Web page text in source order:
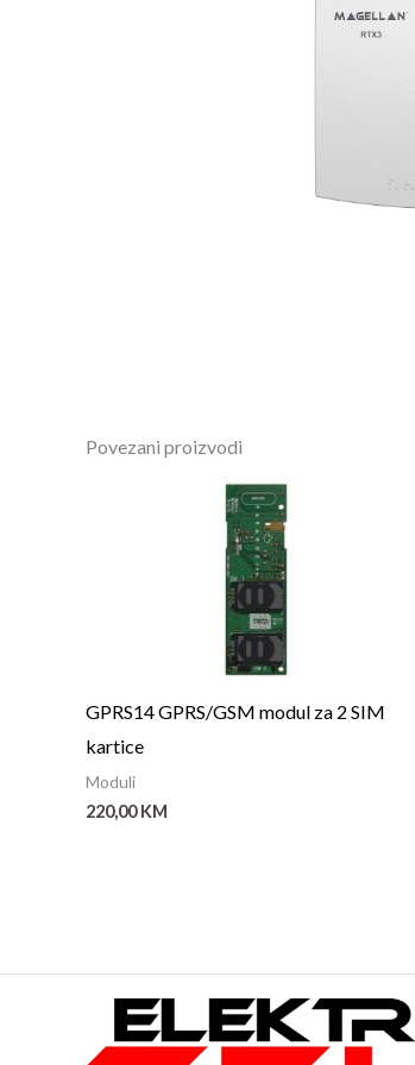
Povezani proizvodi
GPRS14 GPRS/GSM modul za 2 SIM
kartice
Moduli
220,00KM